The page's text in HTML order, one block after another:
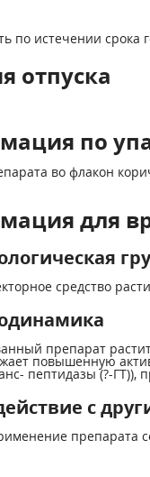
по истечении срока
отпуска
по
во флакон
для
средство
препарат
повышенную
пептидазы (?-ГТ)),
с
препарата